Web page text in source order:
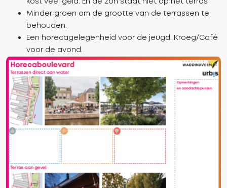
Minder groen om de grootte van de terrassen te
behouden.
Een horecagelegenheid voor de jeugd. Kroeg/Café
voor de avond.